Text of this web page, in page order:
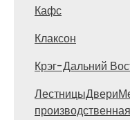
Кафс
Клаксон
Крэг-Дальний